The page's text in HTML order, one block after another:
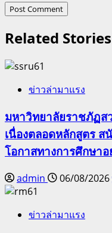
Related Stories
ข่าวล่ามาแรง
มหาวิทยาลัยราชภัฏ
เนื่องตลอดหลักสูตร ส
โอกาสทางการศึกษาอ
admin 06/08/2026
ข่าวล่ามาแรง